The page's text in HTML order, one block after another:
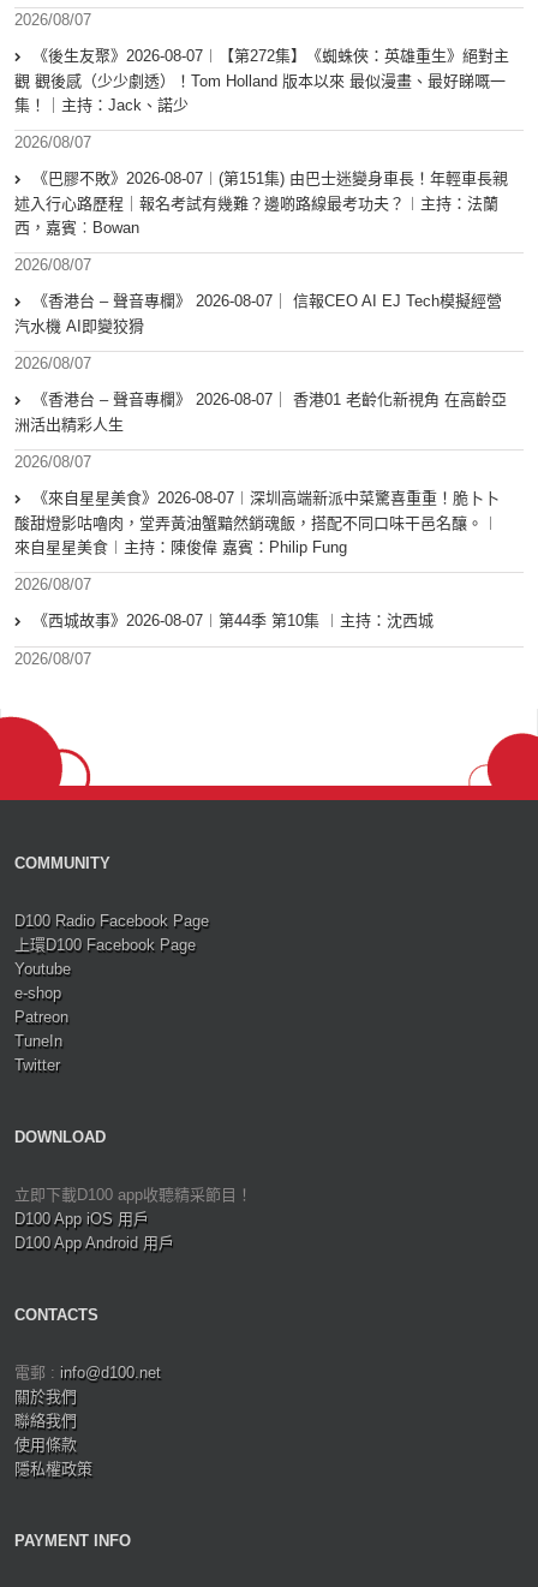
2026/08/07
《後生友聚》2026-08-07︱【第272集】《蜘蛛俠：英雄重生》絕對主
觀 觀後感（少少劇透）！Tom Holland 版本以來 最似漫畫、最好睇嘅一
集！｜主持：Jack、諾少
2026/08/07
《巴膠不敗》2026-08-07︱(第151集) 由巴士迷變身車長！年輕車長親
述入行心路歷程｜報名考試有幾難？邊啲路線最考功夫？︱主持：法蘭
西，嘉賓︰Bowan
2026/08/07
《香港台 – 聲音專欄》 2026-08-07｜ 信報CEO AI EJ Tech模擬經營
汽水機 AI即變狡猾
2026/08/07
《香港台 – 聲音專欄》 2026-08-07｜ 香港01 老齡化新視角 在高齡亞
洲活出精彩人生
2026/08/07
《來自星星美食》2026-08-07︱深圳高端新派中菜驚喜重重！脆卜卜
酸甜燈影咕嚕肉，堂弄黃油蟹黯然銷魂飯，搭配不同口味干邑名釀。︱
來自星星美食︱主持：陳俊偉 嘉賓：Philip Fung
2026/08/07
《西城故事》2026-08-07︱第44季 第10集 ︱主持：沈西城
2026/08/07
COMMUNITY
D100 Radio Facebook Page
上環D100 Facebook Page
Youtube
e-shop
Patreon
TuneIn
Twitter
DOWNLOAD
立即下載D100 app收聽精采節目！
D100 App iOS 用戶
D100 App Android 用戶
CONTACTS
電郵 : info@d100.net
關於我們
聯絡我們
使用條款
隱私權政策
PAYMENT INFO